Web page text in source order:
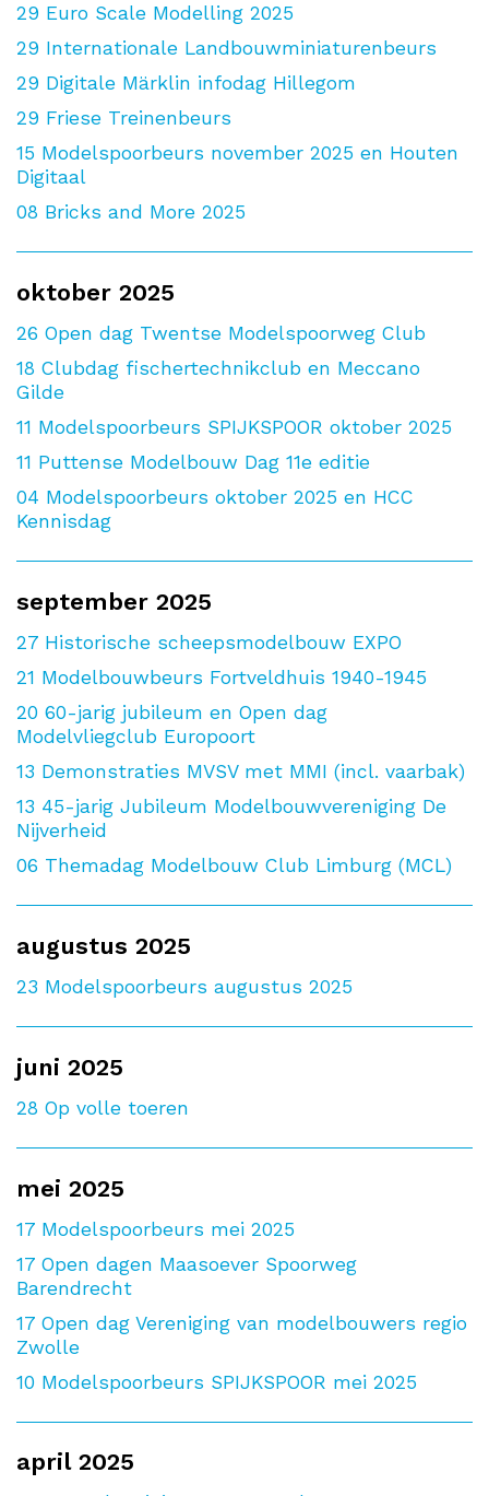
29 Euro Scale Modelling 2025
29 Internationale Landbouwminiaturenbeurs
29 Digitale Märklin infodag Hillegom
29 Friese Treinenbeurs
15 Modelspoorbeurs november 2025 en Houten
Digitaal
08 Bricks and More 2025
oktober 2025
26 Open dag Twentse Modelspoorweg Club
18 Clubdag fischertechnikclub en Meccano
Gilde
11 Modelspoorbeurs SPIJKSPOOR oktober 2025
11 Puttense Modelbouw Dag 11e editie
04 Modelspoorbeurs oktober 2025 en HCC
Kennisdag
september 2025
27 Historische scheepsmodelbouw EXPO
21 Modelbouwbeurs Fortveldhuis 1940-1945
20 60-jarig jubileum en Open dag
Modelvliegclub Europoort
13 Demonstraties MVSV met MMI (incl. vaarbak)
13 45-jarig Jubileum Modelbouwvereniging De
Nijverheid
06 Themadag Modelbouw Club Limburg (MCL)
augustus 2025
23 Modelspoorbeurs augustus 2025
juni 2025
28 Op volle toeren
mei 2025
17 Modelspoorbeurs mei 2025
17 Open dagen Maasoever Spoorweg
Barendrecht
17 Open dag Vereniging van modelbouwers regio
Zwolle
10 Modelspoorbeurs SPIJKSPOOR mei 2025
april 2025